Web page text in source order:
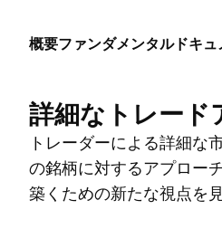
概要ファンダメンタルドキュ
詳細なトレード
トレーダーによる詳細な
の銘柄に対するアプロー
築くための新たな視点を